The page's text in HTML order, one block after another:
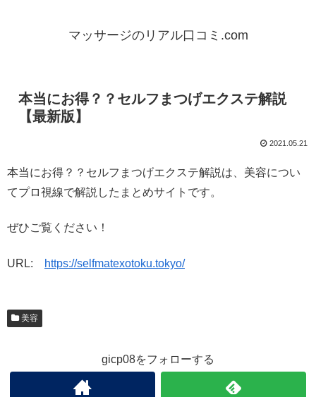
マッサージのリアル口コミ.com
本当にお得？？セルフまつげエクステ解説
【最新版】
2021.05.21
本当にお得？？セルフまつげエクステ解説は、美容につい
てプロ視線で解説したまとめサイトです。
ぜひご覧ください！
URL: https://selfmatexotoku.tokyo/
美容
gicp08をフォローする